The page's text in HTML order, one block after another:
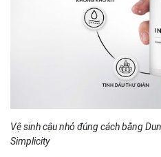
Vệ sinh cậu nhỏ đúng cách bằng
Simplicity